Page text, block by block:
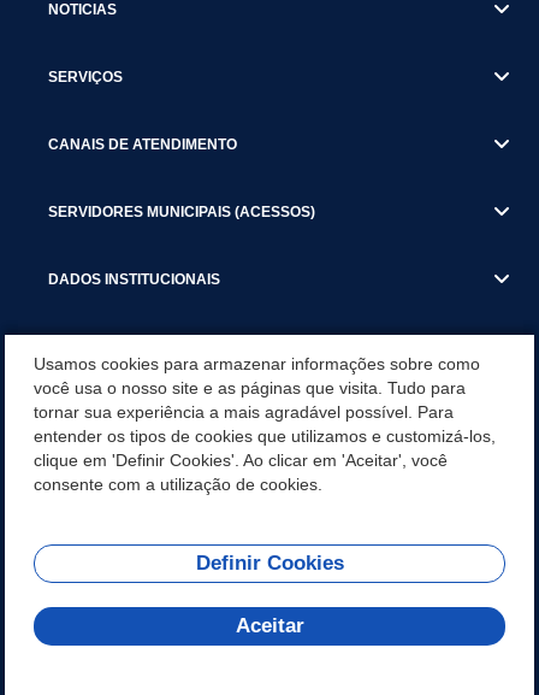
NOTICIAS
SERVIÇOS
CANAIS DE ATENDIMENTO
SERVIDORES MUNICIPAIS (ACESSOS)
DADOS INSTITUCIONAIS
SERVIÇOS TRIBUTARIOS
PESQUISA DE SATISFAÇÃO DOS SERVIDORES - SISTEMAS E
SERVIÇOS DIGITAIS
REDES SOCIAIS
Usamos cookies para armazenar informações sobre como
você usa o nosso site e as páginas que visita. Tudo para
tornar sua experiência a mais agradável possível. Para
entender os tipos de cookies que utilizamos e customizá-los,
clique em 'Definir Cookies'. Ao clicar em 'Aceitar', você
consente com a utilização de cookies.
Definir Cookies
Aceitar